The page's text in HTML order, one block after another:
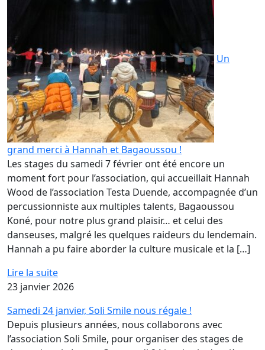
Un
grand merci à Hannah et Bagaoussou !
Les stages du samedi 7 février ont été encore un
moment fort pour l’association, qui accueillait Hannah
Wood de l’association Testa Duende, accompagnée d’un
percussionniste aux multiples talents, Bagaoussou
Koné, pour notre plus grand plaisir… et celui des
danseuses, malgré les quelques raideurs du lendemain.
Hannah a pu faire aborder la culture musicale et la […]
Lire la suite
23 janvier 2026
Samedi 24 janvier, Soli Smile nous régale !
Depuis plusieurs années, nous collaborons avec
l’association Soli Smile, pour organiser des stages de